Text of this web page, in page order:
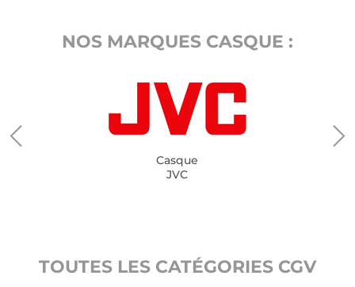
NOS MARQUES CASQUE :
Casque
JVC
TOUTES LES CATÉGORIES CGV